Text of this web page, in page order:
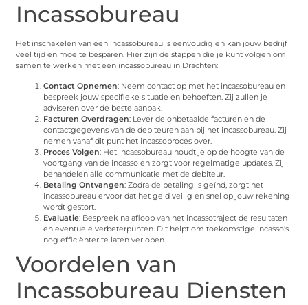
Incassobureau
Het inschakelen van een incassobureau is eenvoudig en kan jouw bedrijf
veel tijd en moeite besparen. Hier zijn de stappen die je kunt volgen om
samen te werken met een incassobureau in Drachten:
Contact Opnemen: Neem contact op met het incassobureau en
bespreek jouw specifieke situatie en behoeften. Zij zullen je
adviseren over de beste aanpak.
Facturen Overdragen: Lever de onbetaalde facturen en de
contactgegevens van de debiteuren aan bij het incassobureau. Zij
nemen vanaf dit punt het incassoproces over.
Proces Volgen: Het incassobureau houdt je op de hoogte van de
voortgang van de incasso en zorgt voor regelmatige updates. Zij
behandelen alle communicatie met de debiteur.
Betaling Ontvangen: Zodra de betaling is geïnd, zorgt het
incassobureau ervoor dat het geld veilig en snel op jouw rekening
wordt gestort.
Evaluatie: Bespreek na afloop van het incassotraject de resultaten
en eventuele verbeterpunten. Dit helpt om toekomstige incasso’s
nog efficiënter te laten verlopen.
Voordelen van
Incassobureau Diensten